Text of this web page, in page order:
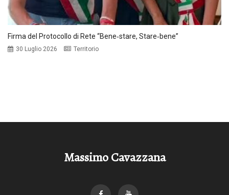
Firma del Protocollo di Rete “Bene‑stare, Stare‑bene”
30 Luglio 2026 Territorio
Massimo Cavazzana